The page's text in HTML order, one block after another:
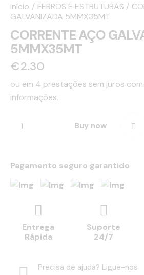
Início FERROS E ESTRUTURAS
GALVANIZADA 5MMX35MT
CORRENTE AÇO
5MMX35MT
€2.30
ou em 4 prestações sem juros com
informações.
Buy now
Pagamento seguro garantido
Entrega
Rápida
Suporte
24/7
Precisa de ajuda? Ligue-nos